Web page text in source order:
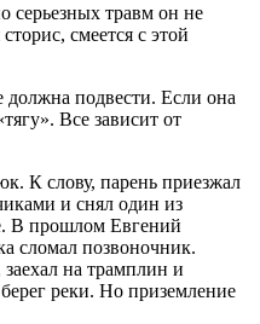
серьезных травм он не
смеется с этой
подвести. Если она
Все зависит от
К слову, парень приезжал
и снял один из
В прошлом Евгений
сломал позвоночник.
на трамплин и
реки. Но приземление